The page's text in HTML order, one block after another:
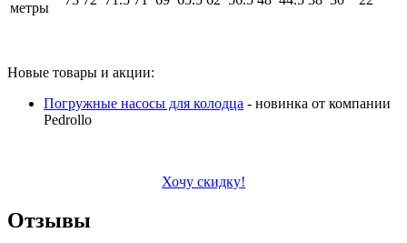
метры
Новые товары и акции:
Погружные насосы для колодца - новинка от компании
Pedrollo
Хочу скидку!
Отзывы